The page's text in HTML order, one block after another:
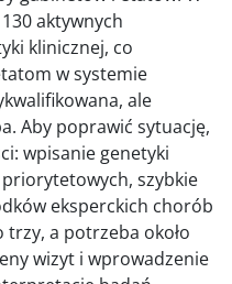
aktywnych
klinicznej, co
w systemie
ale
Aby poprawić sytuację,
wpisanie genetyki
szybkie
eksperckich chorób
trzy, a potrzeba około
wizyt i wprowadzenie